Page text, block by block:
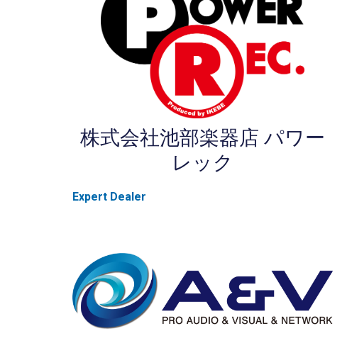
株式会社池部楽器店 パワー
レック
Expert Dealer